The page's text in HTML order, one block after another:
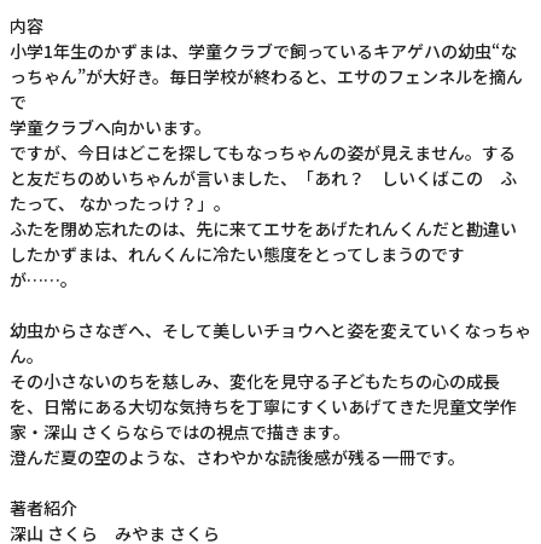
内容
小学1年生のかずまは、学童クラブで飼っているキアゲハの幼虫“な
っちゃん”が大好き。毎日学校が終わると、エサのフェンネルを摘ん
で
学童クラブへ向かいます。
ですが、今日はどこを探してもなっちゃんの姿が見えません。する
と友だちのめいちゃんが言いました、「あれ？ しいくばこの ふ
たって、 なかったっけ？」。
ふたを閉め忘れたのは、先に来てエサをあげたれんくんだと勘違い
したかずまは、れんくんに冷たい態度をとってしまうのです
が……。
幼虫からさなぎへ、そして美しいチョウへと姿を変えていくなっちゃ
ん。
その小さないのちを慈しみ、変化を見守る子どもたちの心の成長
を、日常にある大切な気持ちを丁寧にすくいあげてきた児童文学作
家・深山 さくらならではの視点で描きます。
澄んだ夏の空のような、さわやかな読後感が残る一冊です。
著者紹介
深山 さくら みやま さくら